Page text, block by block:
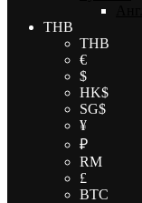
THB
THB
€
$
HK$
SG$
¥
₽
RM
£
BTC